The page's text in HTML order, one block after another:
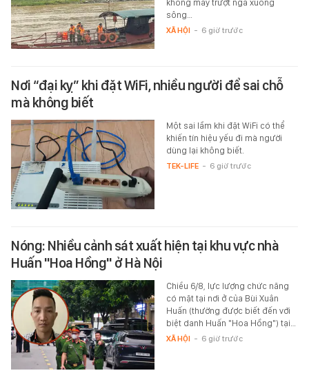
không may trượt ngã xuống
sông…
XÃ HỘI - 6 giờ trước
Nơi “đại kỵ” khi đặt WiFi, nhiều người để sai chỗ
mà không biết
Một sai lầm khi đặt WiFi có thể
khiến tín hiệu yếu đi mà người
dùng lại không biết.
TEK-LIFE - 6 giờ trước
Nóng: Nhiều cảnh sát xuất hiện tại khu vực nhà
Huấn "Hoa Hồng" ở Hà Nội
Chiều 6/8, lực lượng chức năng
có mặt tại nơi ở của Bùi Xuân
Huấn (thường được biết đến với
biệt danh Huấn "Hoa Hồng") tại…
XÃ HỘI - 6 giờ trước